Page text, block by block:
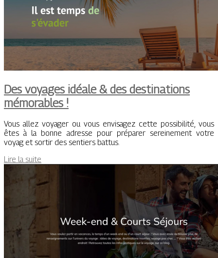
Des voyages idéale & des destinations
mémorables !
Vous allez voyager ou vous envisagez cette possibilité, vous
êtes à la bonne adresse pour préparer sereinement votre
voyag et sortir des sentiers battus.
Lire la suite